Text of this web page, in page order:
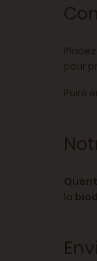
pour
Poire
la